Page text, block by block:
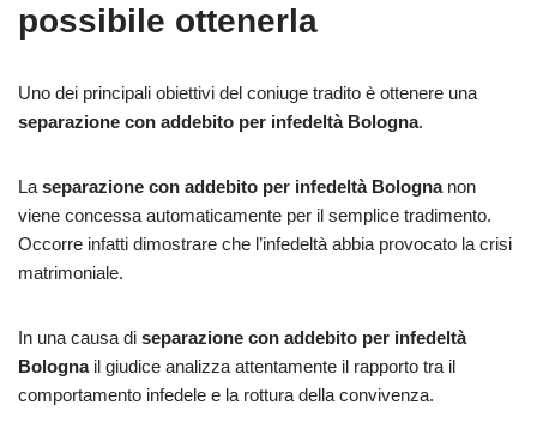
possibile ottenerla
Uno dei principali obiettivi del coniuge tradito è ottenere una
separazione con addebito per infedeltà Bologna.
La separazione con addebito per infedeltà Bolognanon
viene concessa automaticamente per il semplice tradimento.
Occorre infatti dimostrare che l’infedeltà abbia provocato la crisi
matrimoniale.
In una causa di separazione con addebito per infedeltà
Bolognail giudice analizza attentamente il rapporto tra il
comportamento infedele e la rottura della convivenza.